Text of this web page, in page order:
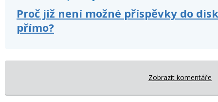
Proč již není možné příspěvky do
přímo?
Zobrazit komentáře